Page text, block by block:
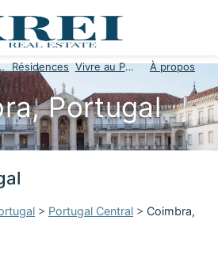
Résidences Vivre au Portugal À propos
Portugal
> Portugal Central > Coimbra,